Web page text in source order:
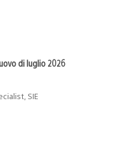
di luglio 2026
SIE